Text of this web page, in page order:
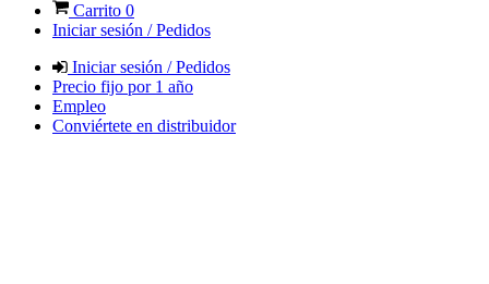
Carrito 0
Iniciar sesión / Pedidos
Iniciar sesión / Pedidos
Precio fijo por 1 año
Empleo
Conviértete en distribuidor